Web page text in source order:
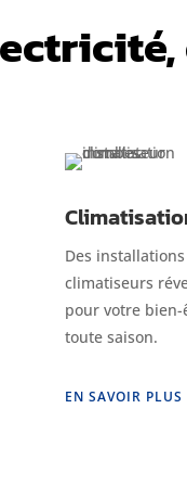
Des
climatiseurs
pour votre bien-
toute saison.
EN SAVOIR PLUS